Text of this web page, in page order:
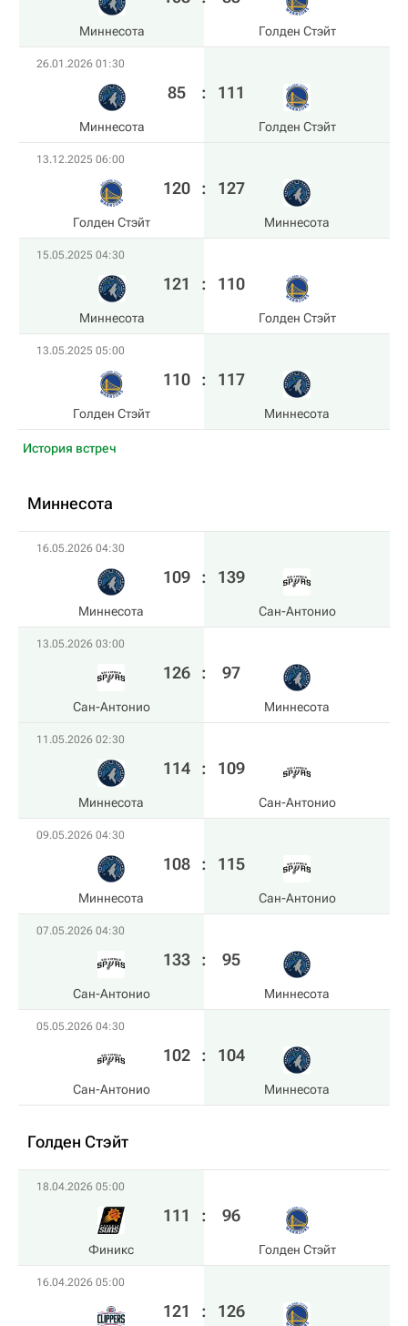
Миннесота Голден Стэйт
26.01.2026 01:30
Миннесота
85 : 111
Голден Стэйт
13.12.2025 06:00
Голден Стэйт
120 : 127
Миннесота
15.05.2025 04:30
Миннесота
121 : 110
Голден Стэйт
13.05.2025 05:00
Голден Стэйт
110 : 117
Миннесота
История встреч
Миннесота
16.05.2026 04:30
Миннесота
109 : 139
Сан-Антонио
13.05.2026 03:00
Сан-Антонио
126 : 97
Миннесота
11.05.2026 02:30
Миннесота
114 : 109
Сан-Антонио
09.05.2026 04:30
Миннесота
108 : 115
Сан-Антонио
07.05.2026 04:30
Сан-Антонио
133 : 95
Миннесота
05.05.2026 04:30
Сан-Антонио
102 : 104
Миннесота
Голден Стэйт
18.04.2026 05:00
Финикс
111 : 96
Голден Стэйт
16.04.2026 05:00
121 : 126